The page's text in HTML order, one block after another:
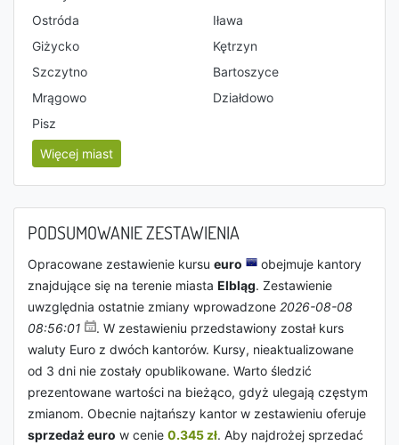
Ostróda
Iława
Giżycko
Kętrzyn
Szczytno
Bartoszyce
Mrągowo
Działdowo
Pisz
Więcej miast
PODSUMOWANIE ZESTAWIENIA
Opracowane zestawienie kursu euro
obejmuje kantory
znajdujące się na terenie miasta Elbląg. Zestawienie
uwzględnia ostatnie zmiany wprowadzone 2026-08-08
08:56:01
. W zestawieniu przedstawiony został kurs
waluty Euro z dwóch kantorów. Kursy, nieaktualizowane
od 3 dni nie zostały opublikowane. Warto śledzić
prezentowane wartości na bieżąco, gdyż ulegają częstym
zmianom. Obecnie najtańszy kantor w zestawieniu oferuje
sprzedaż euro w cenie 0.345 zł. Aby najdrożej sprzedać